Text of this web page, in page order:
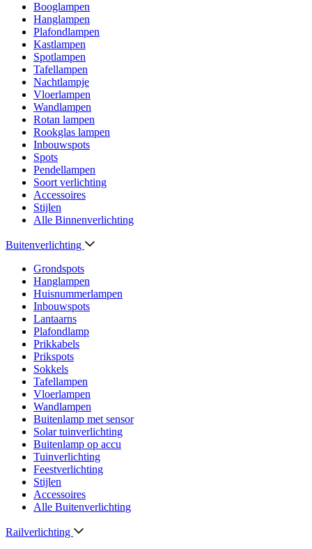
Booglampen
Hanglampen
Plafondlampen
Kastlampen
Spotlampen
Tafellampen
Nachtlampje
Vloerlampen
Wandlampen
Rotan lampen
Rookglas lampen
Inbouwspots
Spots
Pendellampen
Soort verlichting
Accessoires
Stijlen
Alle Binnenverlichting
Buitenverlichting
Grondspots
Hanglampen
Huisnummerlampen
Inbouwspots
Lantaarns
Plafondlamp
Prikkabels
Prikspots
Sokkels
Tafellampen
Vloerlampen
Wandlampen
Buitenlamp met sensor
Solar tuinverlichting
Buitenlamp op accu
Tuinverlichting
Feestverlichting
Stijlen
Accessoires
Alle Buitenverlichting
Railverlichting